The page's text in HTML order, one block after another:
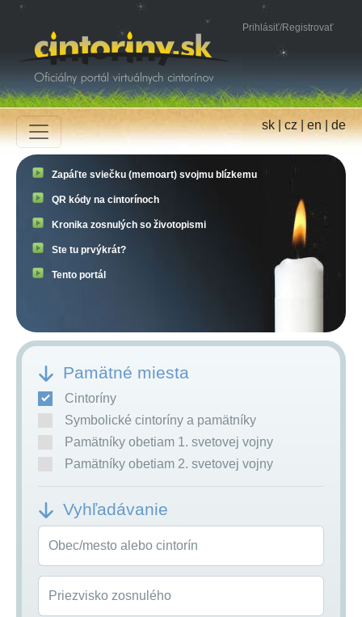
Prihlásiť/Registrovať
sk|cz|en|de
Zapáľte sviečku (memoart) svojmu blízkemu
QR kódy na cintorínoch
Kronika zosnulých so životopismi
Ste tu prvýkrát?
Tento portál
Pamätné miesta
Cintoríny
Symbolické cintoríny a pamätníky
Pamätníky obetiam 1. svetovej vojny
Pamätníky obetiam 2. svetovej vojny
Vyhľadávanie
Obec/mesto alebo cintorín
Priezvisko zosnulého